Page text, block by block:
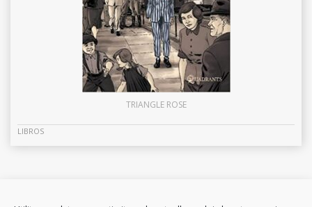
TRIANGLE ROSE
LIBROS